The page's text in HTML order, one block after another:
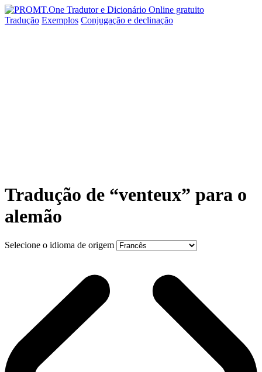
Tradução Exemplos Conjugação e declinação
Tradução de “venteux” para o
alemão
Selecione o idioma de origem